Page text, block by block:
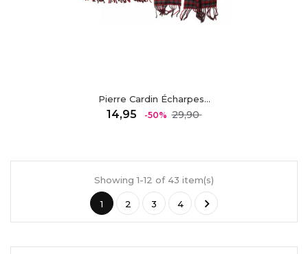
Pierre Cardin Écharpes...
14,95
Regulärer
-50% 29,90Preis
Showing 1-12 of 43 item(s)
1 2 3 4 